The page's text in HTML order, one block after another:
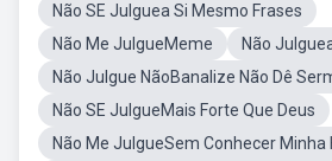
Não SE Julguea Si Mesmo Frases
Não Me JulgueMeme
Não
Não Julgue NãoBanalize Não Dê
Não SE JulgueMais Forte Que Deus
Não Me JulgueSem Conhecer Minha